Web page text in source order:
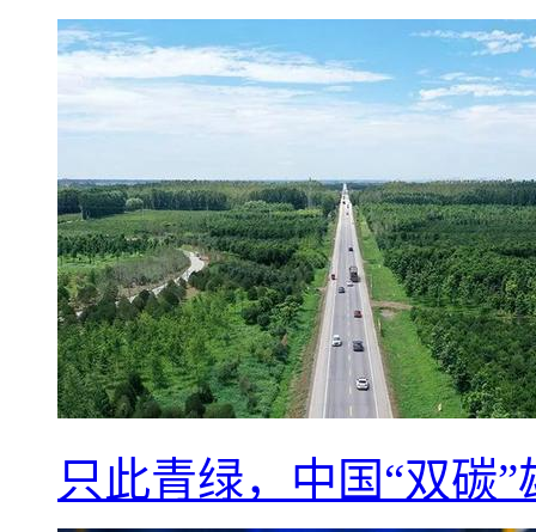
只此青绿，中国“双碳